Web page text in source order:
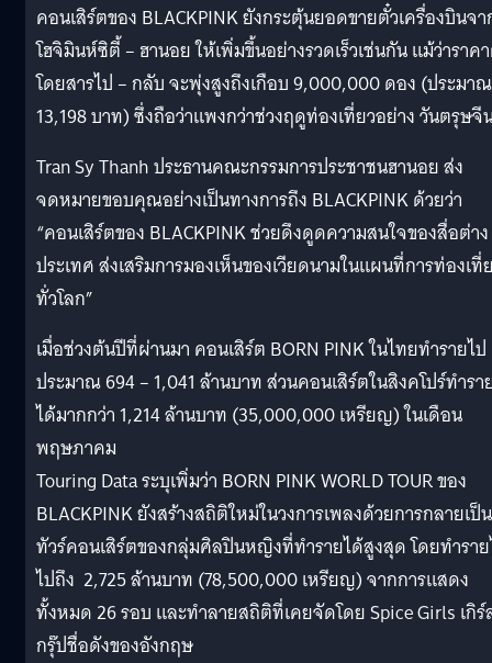
คอนเสิร์ตของ BLACKPINK ยังกระตุ้นยอดขายตั๋วเครื่องบินจ
โฮจิมินห์ซิตี้ – ฮานอย ให้เพิ่มขึ้นอย่างรวดเร็วเช่นกัน แม้ว่าราค
โดยสารไป – กลับ จะพุ่งสูงถึงเกือบ 9,000,000 ดอง (ประมาณ
13,198 บาท) ซึ่งถือว่าแพงกว่าช่วงฤดูท่องเที่ยวอย่าง วันตรุษจี
Tran Sy Thanh ประธานคณะกรรมการประชาชนฮานอย ส่ง
จดหมายขอบคุณอย่างเป็นทางการถึง BLACKPINK ด้วยว่า
“คอนเสิร์ตของ BLACKPINK ช่วยดึงดูดความสนใจของสื่อต่าง
ประเทศ ส่งเสริมการมองเห็นของเวียดนามในแผนที่การท่องเที่
ทั่วโลก”
เมื่อช่วงต้นปีที่ผ่านมา คอนเสิร์ต BORN PINK ในไทยทำรายไป
ประมาณ 694 – 1,041 ล้านบาท ส่วนคอนเสิร์ตในสิงคโปร์ทำรา
ได้มากกว่า 1,214 ล้านบาท (35,000,000 เหรียญ) ในเดือน
พฤษภาคม
Touring Data ระบุเพิ่มว่า BORN PINK WORLD TOUR ของ
BLACKPINK ยังสร้างสถิติใหม่ในวงการเพลงด้วยการกลายเป็น
ทัวร์คอนเสิร์ตของกลุ่มศิลปินหญิงที่ทำรายได้สูงสุด โดยทำรา
ไปถึง 2,725 ล้านบาท (78,500,000 เหรียญ) จากการแสดง
ทั้งหมด 26 รอบ และทำลายสถิติที่เคยจัดโดย Spice Girls เกิร์
กรุ๊ปชื่อดังของอังกฤษ